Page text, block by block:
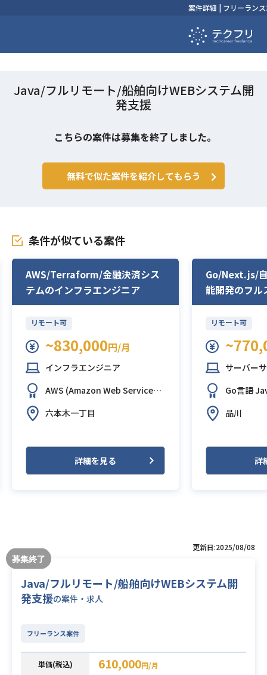
案件詳細 | フリーラン
Java/フルリモート/船舶向けWEBシステム開
発支援
こちらの案件は募集を終了しました。
無料で似た案件を紹介してもらう
条件が似ている案件
AWS/Terraform/金融決済シス
テムのインフラエンジニア
リモート可
~830,000円/月
インフラエンジニア
AWS (Amazon Web Services)
六本木一丁目
詳細を見る
Go/Next.js/
能開発のフル
ア
リモート可
サーバー
Go言語
on
品川
詳
更新日:2025/08/08
Java/フルリモート/船舶向けWEBシステム開
発支援の案件・求人
フリーランス案件
単価(税込) 610,000円/月